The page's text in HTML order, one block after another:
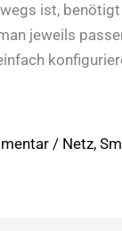
ist,
jeweils
/ Netz,